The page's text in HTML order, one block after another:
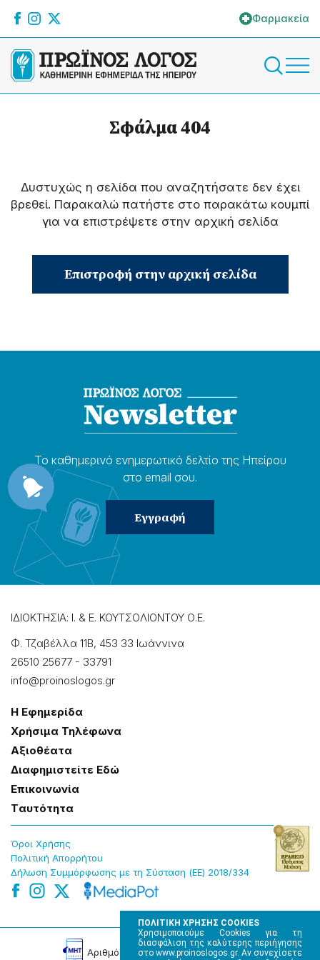
ΠΟΛΙΤΙΚΗ ΧΡΗΣΗΣ COOKIES
Χρησιμοποιούμε Cookies για τη
διασφάλιση της καλύτερης περιήγησης
στο www.proinoslogos.gr. Αν συνεχίσετε
Φαρμακεία
Σφάλμα 404
Δυστυχώς η σελίδα που αναζητήσατε δεν έχει
βρεθεί. Παρακαλώ πατήστε στο παρακάτω κουμπί
για να επιστρέψετε στην αρχική σελίδα
Επιστροφή στην αρχική σελίδα
Το καθημερɩνό ενημερωτɩκό δελτίο της Ηπείρου
στο email σου.
ΙΔΙΟΚΤΗΣΙΑ: Ι. & Ε. ΚΟΥΤΣΟΛΙΟΝΤΟΥ Ο.Ε.
Φ. Τζαβέλλα 11Β, 453 33 Ιωάννɩνα
26510 25677 - 33791
info@proinoslogos.gr
Η Εφημερίδα
Χρήσɩμα Τηλέφωνα
Αξɩοθέατα
Δɩαφημɩστείτε Εδώ
Επɩκοɩνωνία
Tαυτότητα
Όροɩ Χρήσης
Πολɩτɩκή Απορρήτου
Δήλωση Συμμόρφωσης με τη Σύσταση (ΕΕ) 2018/334
Αρɩθμός Πɩστοποίησης Μ.Η.Τ. 220242